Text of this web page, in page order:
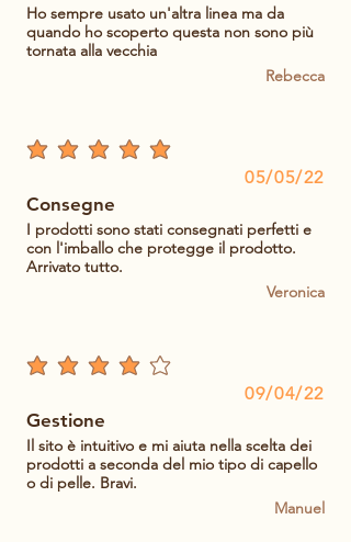
Ho sempre usato un'altra linea ma da
quando ho scoperto questa non sono più
tornata alla vecchia
Rebecca
la valutazione media è 5 su 5
05/05/22
Consegne
I prodotti sono stati consegnati perfetti e
con l'imballo che protegge il prodotto.
Arrivato tutto.
Veronica
la valutazione media è 4 su 5
09/04/22
Gestione
Il sito è intuitivo e mi aiuta nella scelta dei
prodotti a seconda del mio tipo di capello
o di pelle. Bravi.
Manuel